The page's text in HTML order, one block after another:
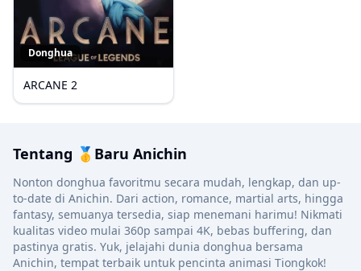
Donghua
ARCANE 2
Tentang 🥇Baru Anichin
Nonton donghua favoritmu secara mudah, lengkap, dan up-
to-date di Anichin. Dari action, romance, martial arts, hingga
fantasy, semuanya tersedia, siap menemani harimu! Nikmati
kualitas video mulai 360p sampai 4K, bebas buffering, dan
pastinya gratis. Yuk, jelajahi dunia donghua bersama
Anichin, tempat terbaik untuk pencinta animasi Tiongkok!